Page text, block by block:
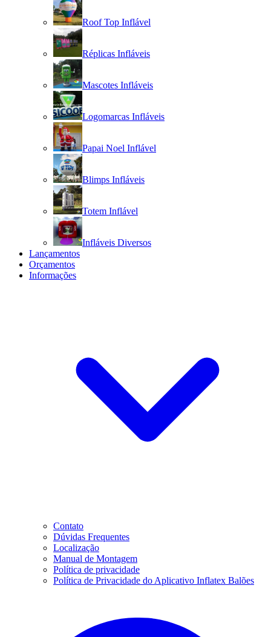
Roof Top Inflável
Réplicas Infláveis
Mascotes Infláveis
Logomarcas Infláveis
Papai Noel Inflável
Blimps Infláveis
Totem Inflável
Infláveis Diversos
Lançamentos
Orçamentos
Informações
Contato
Dúvidas Frequentes
Localização
Manual de Montagem
Política de privacidade
Política de Privacidade do Aplicativo Inflatex Balões